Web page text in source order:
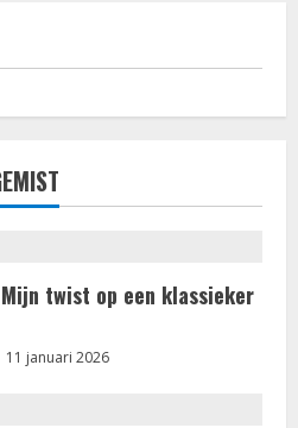
twist op een klassieker
11 januari 2026